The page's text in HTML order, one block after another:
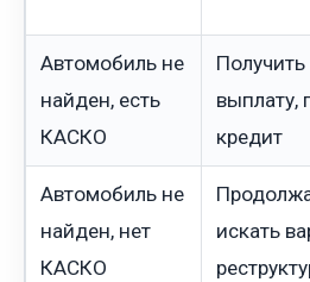
Автомобиль не
найден, есть
КАСКО
выплату,
кредит
Автомобиль не
найден, нет
КАСКО
искать